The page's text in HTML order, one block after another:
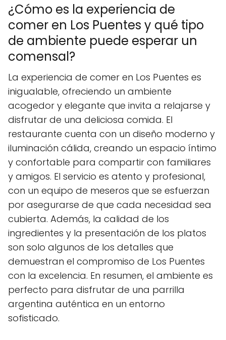
¿Cómo es la experiencia de
comer en Los Puentes y qué tipo
de ambiente puede esperar un
comensal?
La experiencia de comer en Los Puentes es
inigualable, ofreciendo un ambiente
acogedor y elegante que invita a relajarse y
disfrutar de una deliciosa comida. El
restaurante cuenta con un diseño moderno y
iluminación cálida, creando un espacio íntimo
y confortable para compartir con familiares
y amigos. El servicio es atento y profesional,
con un equipo de meseros que se esfuerzan
por asegurarse de que cada necesidad sea
cubierta. Además, la calidad de los
ingredientes y la presentación de los platos
son solo algunos de los detalles que
demuestran el compromiso de Los Puentes
con la excelencia. En resumen, el ambiente es
perfecto para disfrutar de una parrilla
argentina auténtica en un entorno
sofisticado.